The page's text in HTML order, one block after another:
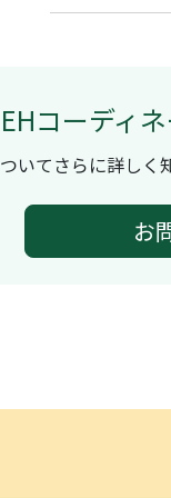
コーディ
いてさらに詳しく
お